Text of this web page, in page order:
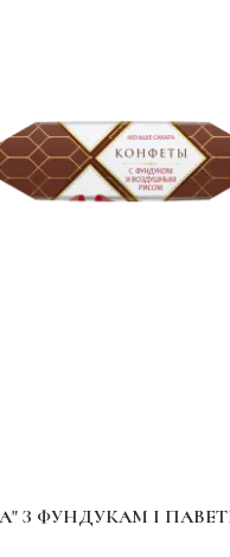
З ФУНДУКАМ І